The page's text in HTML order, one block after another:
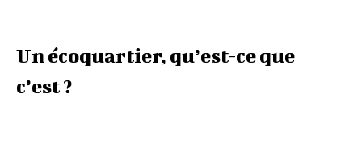
Un écoquartier, qu’est-ce que
c’est ?